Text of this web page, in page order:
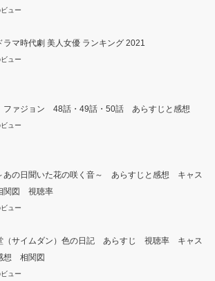
ュー
ラマ時代劇 美人女優 ランキング 2021
ュー
ァジョン 48話・49話・50話 あらすじと感想
ュー
あの日聞いた花の咲く音～ あらすじと感想 キャス
関図 視聴率
ュー
（サイムダン）色の日記 あらすじ 視聴率 キャス
想 相関図
ュー